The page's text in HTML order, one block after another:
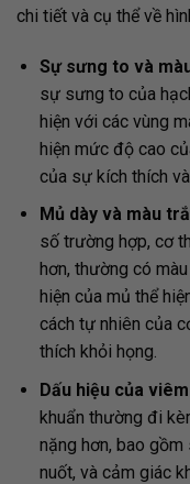
chi tiết và cụ thể về
Sự sưng to và
sự sưng to của
hiện với các vùng
hiện mức độ cao
của sự kích thích
Mủ dày và màu
số trường hợp, cơ
hơn, thường có
hiện của mủ thể
cách tự nhiên của
thích khỏi họng.
Dấu hiệu của
khuẩn thường đi
nặng hơn, bao
nuốt, và cảm giác